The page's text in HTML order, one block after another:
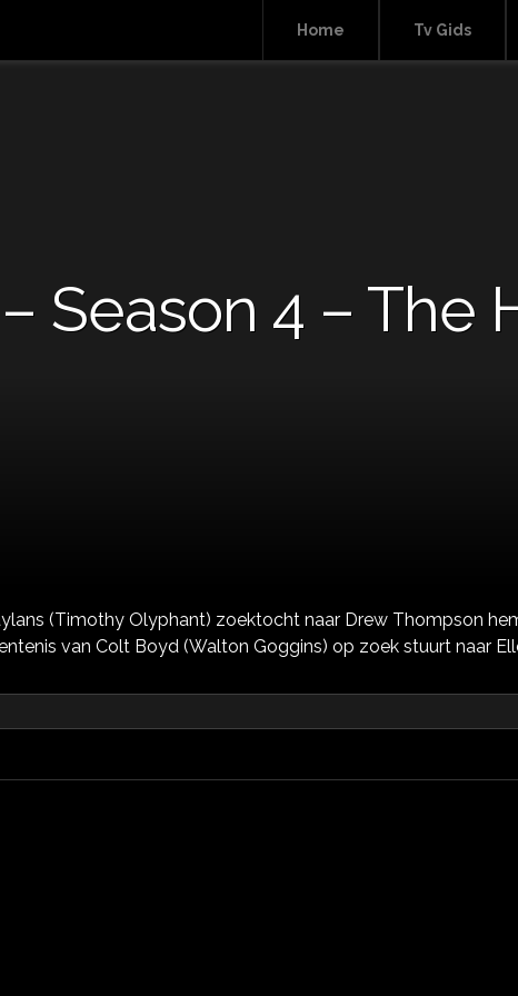
Home Tv Gids
Season 4 – The
(Timothy Olyphant) zoektocht naar Drew Thompson
van Colt Boyd (Walton Goggins) op zoek stuurt naar